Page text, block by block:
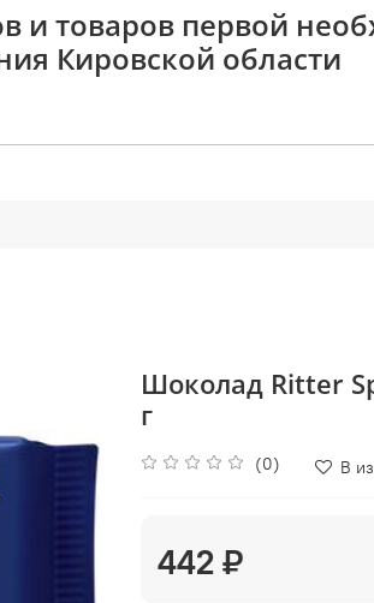
и товаров первой
Кировской области
Шоколад Ritter
г
(0) В
442 ₽